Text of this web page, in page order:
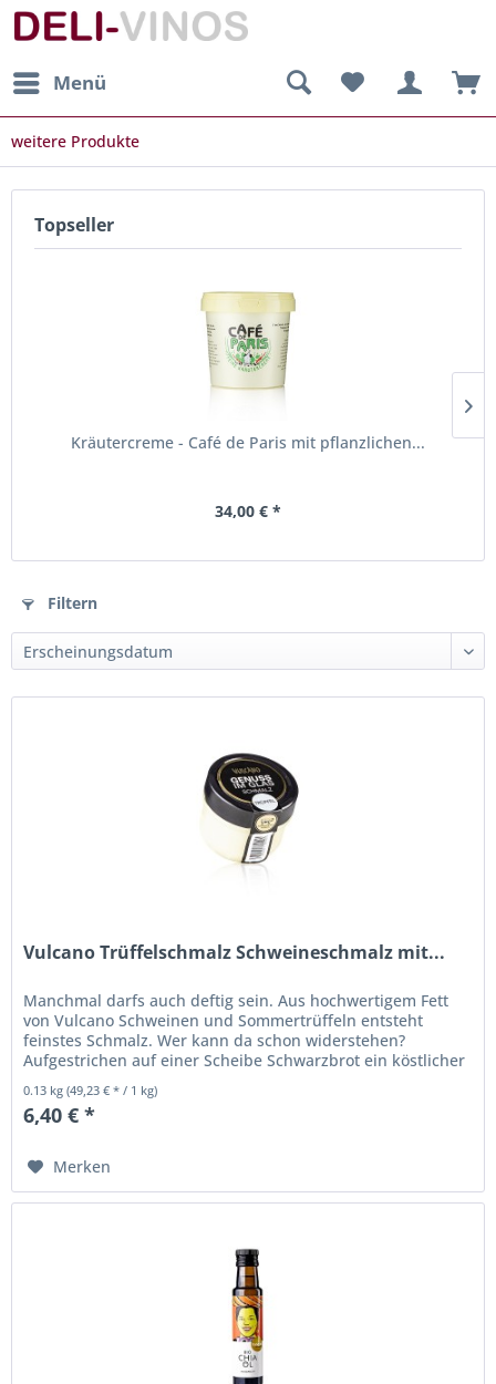
Menü
weitere Produkte
Topseller
Kräutercreme - Café de Paris mit pflanzlichen...
34,00 € *
Filtern
Vulcano Trüffelschmalz Schweineschmalz mit...
Manchmal darfs auch deftig sein. Aus hochwertigem Fett
von Vulcano Schweinen und Sommertrüffeln entsteht
feinstes Schmalz. Wer kann da schon widerstehen?
Aufgestrichen auf einer Scheibe Schwarzbrot ein köstlicher
0.13 kg(49,23 € * / 1 kg)
6,40 € *
Merken